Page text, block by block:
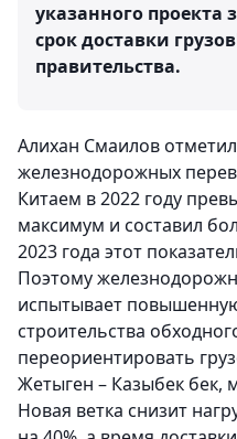
указанного проекта
срок доставки
правительства.
Алихан Смаилов
железнодорожных
Китаем в 2022 году
максимум и составил
2023 года этот
Поэтому
испытывает повышенную
строительства
переориентировать
Жетыген – Казыбек бек,
Новая ветка снизит